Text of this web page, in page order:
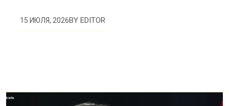
15 ИЮЛЯ, 2026BYEDITOR